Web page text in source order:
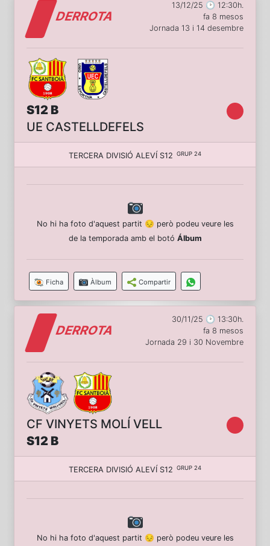
DERROTA
13/12/25 🕑 12:30h.
fa 8 mesos
Jornada 13 i 14 desembre
S12 B
UE CASTELLDEFELS
TERCERA DIVISIÓ ALEVÍ S12 GRUP 24
No hi ha foto d'aquest partit 😔 però podeu veure les
de la temporada amb el botó Álbum
Ficha Àlbum Compartir
DERROTA
30/11/25 🕑 13:30h.
fa 8 mesos
Jornada 29 i 30 Novembre
CF VINYETS MOLÍ VELL
S12 B
TERCERA DIVISIÓ ALEVÍ S12 GRUP 24
No hi ha foto d'aquest partit 😔 però podeu veure les